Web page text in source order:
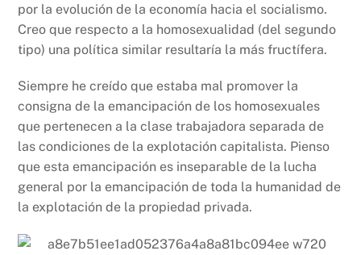
por la evolución de la economía hacia el socialismo.
Creo que respecto a la homosexualidad (del segundo
tipo) una política similar resultaría la más fructífera.
Siempre he creído que estaba mal promover la
consigna de la emancipación de los homosexuales
que pertenecen a la clase trabajadora separada de
las condiciones de la explotación capitalista. Pienso
que esta emancipación es inseparable de la lucha
general por la emancipación de toda la humanidad de
la explotación de la propiedad privada.